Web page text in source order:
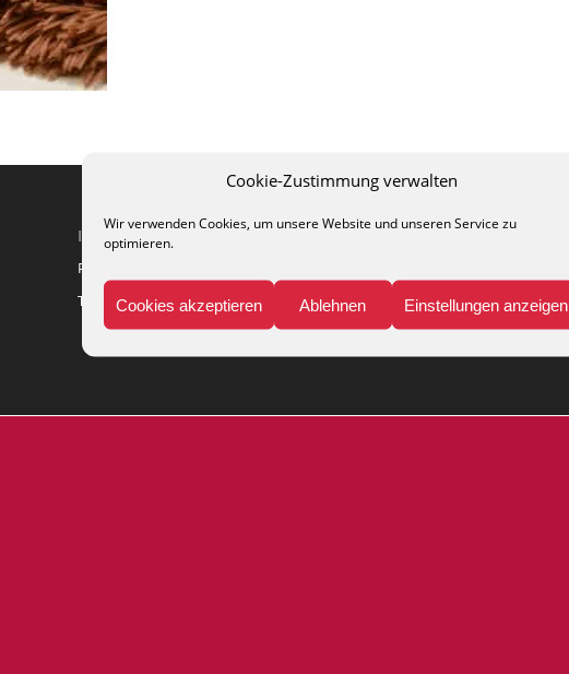
Cookie-Zustimmung verwalten
Wir verwenden Cookies, um unsere Website und unseren Service zu
optimieren.
Cookies akzeptieren Ablehnen Einstellungen anzeigen
INFO
Pflegehinweise
Teppich-Lexikon
Katalog anfordern
Presse